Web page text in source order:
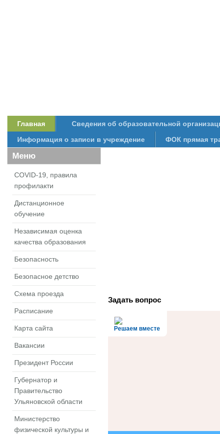
Главная
Сведения об образовательной
Информация о записи в учреждение
ФОК прямая
Задать вопрос
Решаем вместе
Меню
COVID-19, правила
профилакти
Дистанционное
обучение
Независимая оценка
качества образования
Безопасность
Безопасное детство
Схема проезда
Расписание
Карта сайта
Вакансии
Президент России
Губернатор и
Правительство
Ульяновской области
Министерство
физической культуры и